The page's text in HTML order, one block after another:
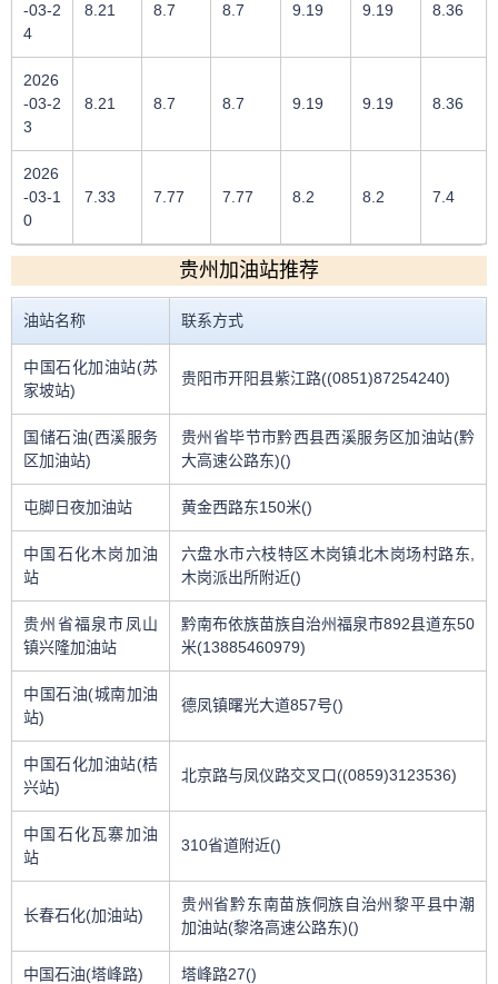
-03-2
4
8.21 8.7 8.7 9.19 9.19 8.36
2026
-03-2
3
8.21 8.7 8.7 9.19 9.19 8.36
2026
-03-1
0
7.33 7.77 7.77 8.2 8.2 7.4
贵州加油站推荐
油站名称 联系方式
中国石化加油站(苏
家坡站)
贵阳市开阳县紫江路((0851)87254240)
国储石油(西溪服务
区加油站)
贵州省毕节市黔西县西溪服务区加油站(黔
大高速公路东)()
屯脚日夜加油站 黄金西路东150米()
中国石化木岗加油
站
六盘水市六枝特区木岗镇北木岗场村路东,
木岗派出所附近()
贵州省福泉市凤山
镇兴隆加油站
黔南布依族苗族自治州福泉市892县道东50
米(13885460979)
中国石油(城南加油
站)
德凤镇曙光大道857号()
中国石化加油站(桔
兴站)
北京路与凤仪路交叉口((0859)3123536)
中国石化瓦寨加油
站
310省道附近()
长春石化(加油站)
贵州省黔东南苗族侗族自治州黎平县中潮
加油站(黎洛高速公路东)()
中国石油(塔峰路) 塔峰路27()